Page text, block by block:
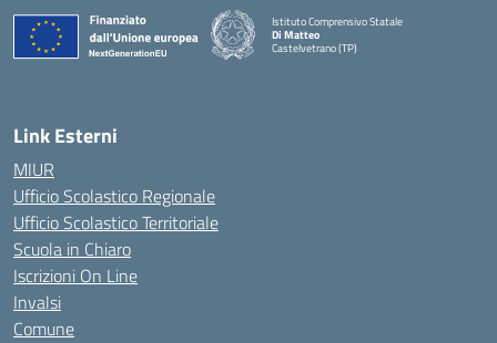
Istituto Comprensivo Statale
Di Matteo
Castelvetrano (TP)
Link Esterni
MIUR
Ufficio Scolastico Regionale
Ufficio Scolastico Territoriale
Scuola in Chiaro
Iscrizioni On Line
Invalsi
Comune